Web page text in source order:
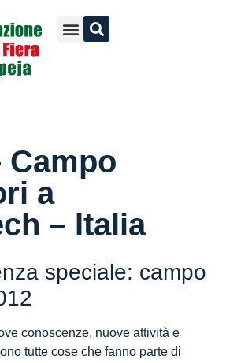
Campo
a
– Italia
speciale: campo
conoscenze, nuove attività e
tutte cose che fanno parte di